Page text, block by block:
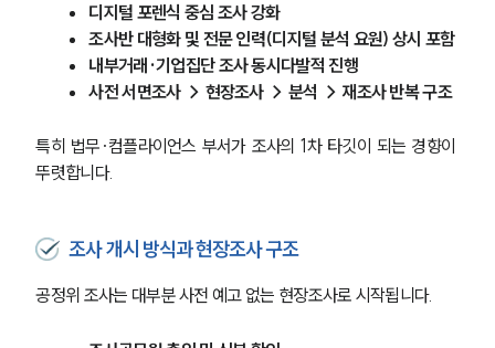
디지털 포렌식 중심 조사 강화
조사반 대형화 및 전문 인력(디지털 분석 요원) 상시 포함
내부거래·기업집단 조사 동시다발적 진행
사전 서면조사 → 현장조사 → 분석 → 재조사 반복 구조
특히 법무·컴플라이언스 부서가 조사의 1차 타깃이 되는 경향이
뚜렷합니다.
조사 개시 방식과 현장조사 구조
공정위 조사는 대부분 사전 예고 없는 현장조사로 시작됩니다.